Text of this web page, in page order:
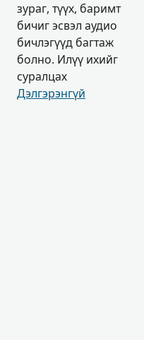
зураг, түүх, баримт
бичиг эсвэл аудио
бичлэгүүд багтаж
болно. Илүү ихийг
суралцах
Дэлгэрэнгүй